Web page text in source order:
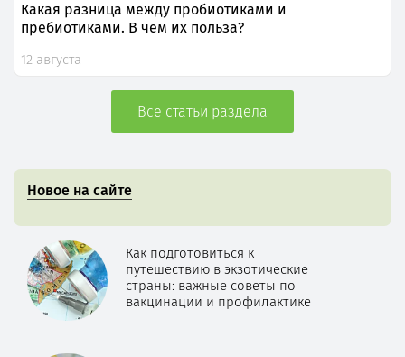
Какая разница между пробиотиками и
пребиотиками. В чем их польза?
12 августа
Все статьи раздела
Новое на сайте
Как подготовиться к
путешествию в экзотические
страны: важные советы по
вакцинации и профилактике